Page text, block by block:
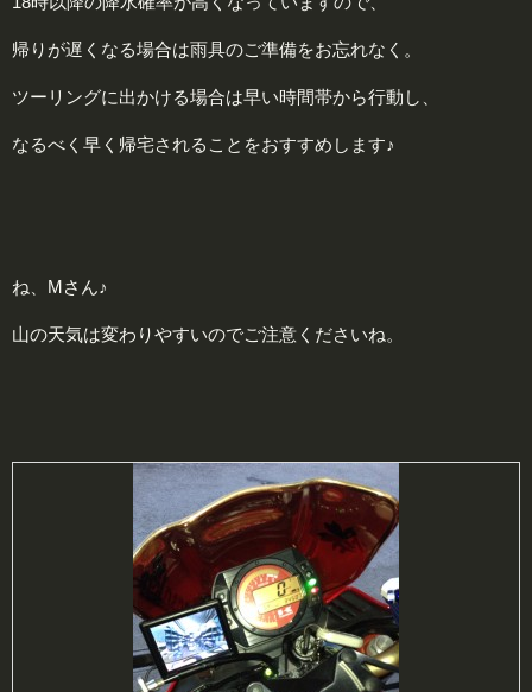
帰りが遅くなる場合は雨具のご準備をお忘れなく。
ツーリングに出かける場合は早い時間帯から行動し、
なるべく早く帰宅されることをおすすめします♪
ね、Mさん♪
山の天気は変わりやすいのでご注意くださいね。